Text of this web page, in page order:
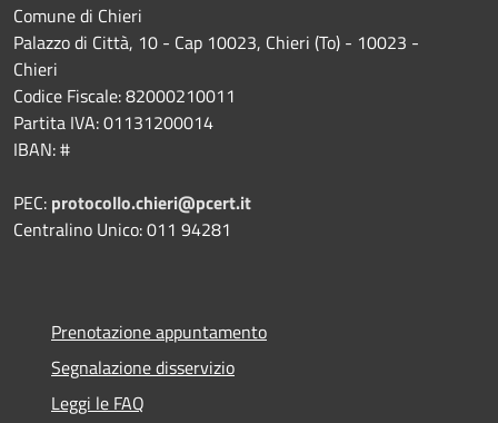
Comune di Chieri
Palazzo di Città, 10 - Cap 10023, Chieri (To) - 10023 -
Chieri
Codice Fiscale: 82000210011
Partita IVA: 01131200014
IBAN: #
PEC: protocollo.chieri@pcert.it
Centralino Unico: 011 94281
Prenotazione appuntamento
Segnalazione disservizio
Leggi le FAQ